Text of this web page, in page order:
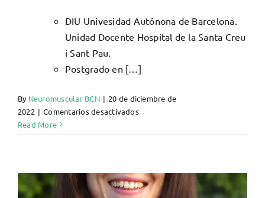
DIU Univesidad Autónona de Barcelona.
Unidad Docente Hospital de la Santa Creu
i Sant Pau.
Postgrado en […]
By Neuromuscular BCN | 20 de diciembre de
2022 | Comentarios desactivadosen
Read More